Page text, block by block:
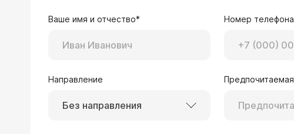
Ваше имя и отчество* Номер
Направление
Без направления